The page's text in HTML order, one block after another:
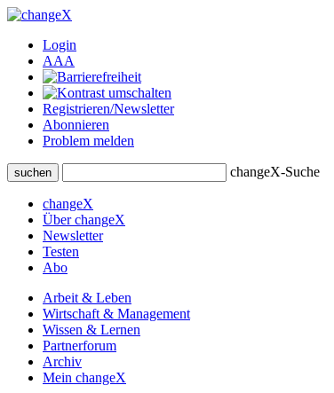
Login
AAA
Registrieren/Newsletter
Abonnieren
Problem melden
suchen changeX-Suche
changeX
Über changeX
Newsletter
Testen
Abo
Arbeit & Leben
Wirtschaft & Management
Wissen & Lernen
Partnerforum
Archiv
Mein changeX